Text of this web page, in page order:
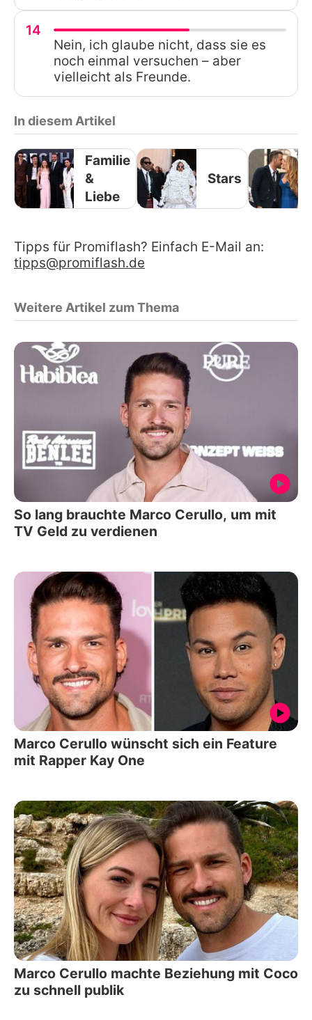
14
Nein, ich glaube nicht, dass sie es
noch einmal versuchen – aber
vielleicht als Freunde.
In diesem Artikel
Familie
&
Liebe
Stars
Tipps für Promiflash? Einfach E-Mail an:
tipps@promiflash.de
Weitere Artikel zum Thema
So lang brauchte Marco Cerullo, um mit
TV Geld zu verdienen
Marco Cerullo wünscht sich ein Feature
mit Rapper Kay One
Marco Cerullo machte Beziehung mit Coco
zu schnell publik